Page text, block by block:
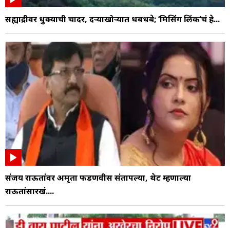
सह्याद्रीवर धुक्याची चादर, दऱ्याखोऱ्यात धबधबे; ‘मिसिंग लिंक’चं हे...
संजय राऊतांवर अमृता फडणवीस संतापल्या, थेट म्हणाल्या
राऊतांसारखं....